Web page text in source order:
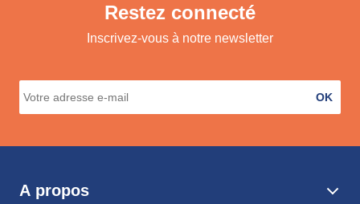
Restez connecté
Inscrivez-vous à notre newsletter
OK
A propos